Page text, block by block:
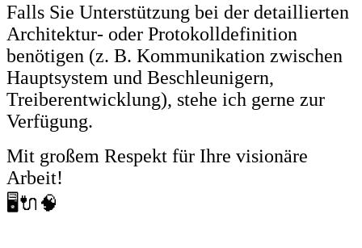
Falls Sie Unterstützung bei der detaillierten
Architektur- oder Protokolldefinition
benötigen (z. B. Kommunikation zwischen
Hauptsystem und Beschleunigern,
Treiberentwicklung), stehe ich gerne zur
Verfügung.
Mit großem Respekt für Ihre visionäre
Arbeit!
🖥️🔌🧠